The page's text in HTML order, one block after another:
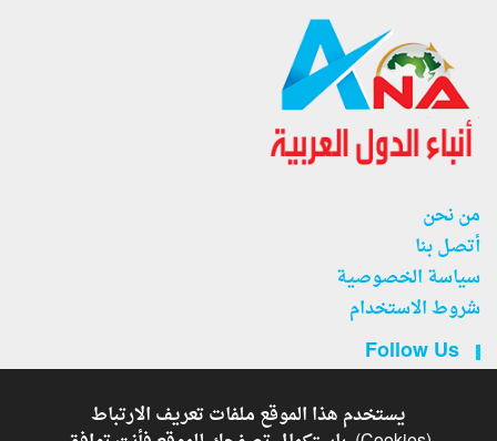
من نحن
أتصل بنا
سياسة الخصوصية
شروط الاستخدام
Follow Us
يستخدم هذا الموقع ملفات تعريف الارتباط